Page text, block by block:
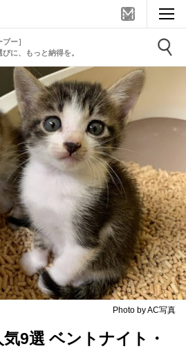
ブー］
びに、もっと納得を。
Photo by AC写真
9選 ベントナイト・